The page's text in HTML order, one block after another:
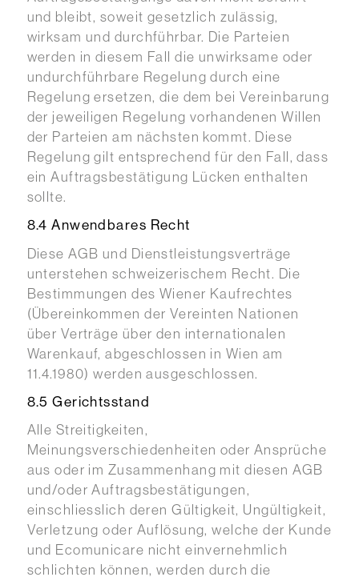
und bleibt, soweit gesetzlich zulässig,
wirksam und durchführbar. Die Parteien
werden in diesem Fall die unwirksame oder
undurchführbare Regelung durch eine
Regelung ersetzen, die dem bei Vereinbarung
der jeweiligen Regelung vorhandenen Willen
der Parteien am nächsten kommt. Diese
Regelung gilt entsprechend für den Fall, dass
ein Auftragsbestätigung Lücken enthalten
sollte.
8.4 Anwendbares Recht
Diese AGB und Dienstleistungsverträge
unterstehen schweizerischem Recht. Die
Bestimmungen des Wiener Kaufrechtes
(Übereinkommen der Vereinten Nationen
über Verträge über den internationalen
Warenkauf, abgeschlossen in Wien am
11.4.1980) werden ausgeschlossen.
8.5 Gerichtsstand
Alle Streitigkeiten,
Meinungsverschiedenheiten oder Ansprüche
aus oder im Zusammenhang mit diesen AGB
und/oder Auftragsbestätigungen,
einschliesslich deren Gültigkeit, Ungültigkeit,
Verletzung oder Auflösung, welche der Kunde
und Ecomunicare nicht einvernehmlich
schlichten können, werden durch die